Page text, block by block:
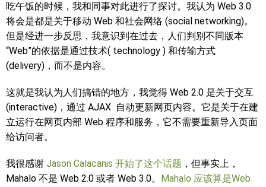
吃午饭的时候，我和同事对此进行了探讨。我认为 Web 3.0
将会是都是关于移动 Web 和社会网络 (social networking)。
但是经进一步反思，我意识到在过去，人们判别不同版本
“Web”的依据是通过技术( technology ) 和传输方式
(delivery)，而不是内容。
这就是我认为人们搞错的地方，我觉得 Web 2.0 是关于交互
(interactive)，通过 AJAX 自动更新网页内容。它是关于在建
立运行在网页内部 Web 程序和服务，它不需要重新导入页面
给访问者。
我很感谢 Jason Calacanis 开始了这个话题 ，但事实上，
Mahalo 不是 Web 2.0 或者 Web 3.0。 Mahalo 应该算是Web